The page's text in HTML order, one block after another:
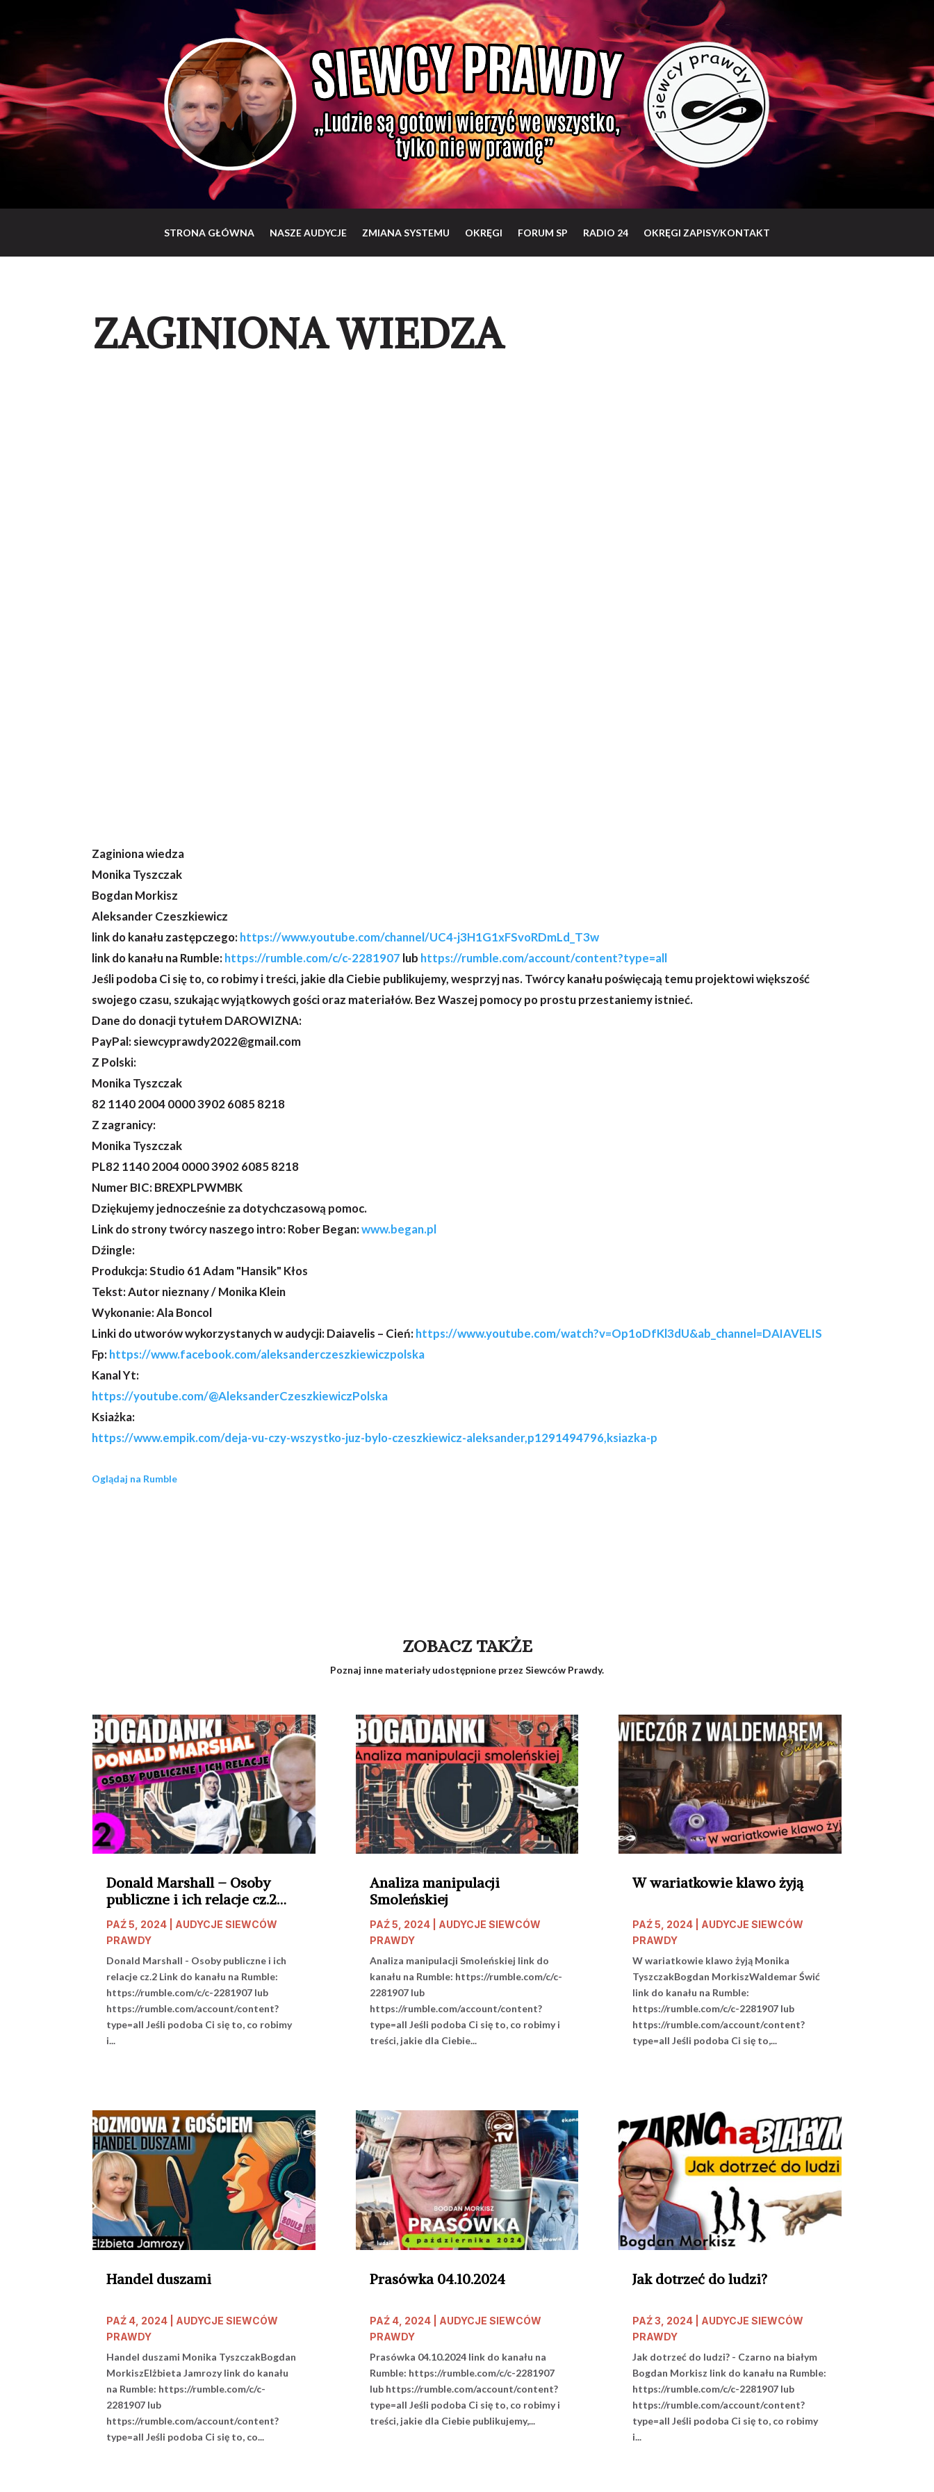
STRONA GŁÓWNA NASZE AUDYCJE ZMIANA SYSTEMU OKRĘGI FORUM SP RADIO 24 OKRĘGI ZAPISY/KONTAKT
ZAGINIONA WIEDZA
Zaginiona wiedza
Monika Tyszczak
Bogdan Morkisz
Aleksander Czeszkiewicz
link do kanału zastępczego: https://www.youtube.com/channel/UC4-j3H1G1xFSvoRDmLd_T3w
link do kanału na Rumble: https://rumble.com/c/c-2281907 lub https://rumble.com/account/content?type=all
Jeśli podoba Ci się to, co robimy i treści, jakie dla Ciebie publikujemy, wesprzyj nas. Twórcy kanału poświęcają temu projektowi większość
swojego czasu, szukając wyjątkowych gości oraz materiałów. Bez Waszej pomocy po prostu przestaniemy istnieć.
Dane do donacji tytułem DAROWIZNA:
PayPal: siewcyprawdy2022@gmail.com
Z Polski:
Monika Tyszczak
82 1140 2004 0000 3902 6085 8218
Z zagranicy:
Monika Tyszczak
PL82 1140 2004 0000 3902 6085 8218
Numer BIC: BREXPLPWMBK
Dziękujemy jednocześnie za dotychczasową pomoc.
Link do strony twórcy naszego intro: Rober Began:www.began.pl
Dźingle:
Produkcja: Studio 61 Adam "Hansik" Kłos
Tekst: Autor nieznany / Monika Klein
Wykonanie: Ala Boncol
Linki do utworów wykorzystanych w audycji: Daiavelis – Cień: https://www.youtube.com/watch?v=Op1oDfKl3dU&ab_channel=DAIAVELIS
Fp: https://www.facebook.com/aleksanderczeszkiewiczpolska
Kanal Yt:
https://youtube.com/@AleksanderCzeszkiewiczPolska
Ksiażka:
https://www.empik.com/deja-vu-czy-wszystko-juz-bylo-czeszkiewicz-aleksander,p1291494796,ksiazka-p
Oglądaj na Rumble
ZOBACZ TAKŻE
Poznaj inne materiały udostępnione przez Siewców Prawdy.
Donald Marshall – Osoby
publiczne i ich relacje cz.2
start 20.00
PAŹ 5, 2024
AUDYCJE SIEWCÓW
PRAWDY
Donald Marshall - Osoby publiczne i ich
relacje cz.2 Link do kanału na Rumble:
https://rumble.com/c/c-2281907 lub
https://rumble.com/account/content?
type=all Jeśli podoba Ci się to, co robimy
i...
Handel duszami
PAŹ 4, 2024
AUDYCJE SIEWCÓW
PRAWDY
Handel duszami Monika TyszczakBogdan
MorkiszElżbieta Jamrozy link do kanału
na Rumble: https://rumble.com/c/c-
2281907 lub
https://rumble.com/account/content?
type=all Jeśli podoba Ci się to, co...
Analiza manipulacji
Smoleńskiej
PAŹ 5, 2024| AUDYCJE SIEWCÓW
PRAWDY
Analiza manipulacji Smoleńskiej link do
kanału na Rumble: https://rumble.com/c/c-
2281907 lub
https://rumble.com/account/content?
type=all Jeśli podoba Ci się to, co robimy i
treści, jakie dla Ciebie...
Prasówka 04.10.2024
PAŹ 4, 2024| AUDYCJE SIEWCÓW
PRAWDY
Prasówka 04.10.2024 link do kanału na
Rumble: https://rumble.com/c/c-2281907
lub https://rumble.com/account/content?
type=all Jeśli podoba Ci się to, co robimy i
treści, jakie dla Ciebie publikujemy,...
W wariatkowie klawo żyją
PAŹ 5, 2024| AUDYCJE SIEWCÓW
PRAWDY
W wariatkowie klawo żyją Monika
TyszczakBogdan MorkiszWaldemar Świć
link do kanału na Rumble:
https://rumble.com/c/c-2281907 lub
https://rumble.com/account/content?
type=all Jeśli podoba Ci się to,...
Jak dotrzeć do ludzi?
PAŹ 3, 2024| AUDYCJE SIEWCÓW
PRAWDY
Jak dotrzeć do ludzi? - Czarno na białym
Bogdan Morkisz link do kanału na Rumble:
https://rumble.com/c/c-2281907 lub
https://rumble.com/account/content?
type=all Jeśli podoba Ci się to, co robimy
i...